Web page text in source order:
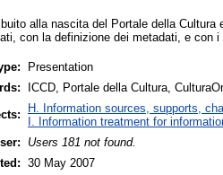
alla nascita del Portale della
con la definizione dei metadati, e con
Presentation
ICCD, Portale della Cultura,
H. Information sources, supports,
I. Information treatment for
Users 181 not found.
30 May 2007